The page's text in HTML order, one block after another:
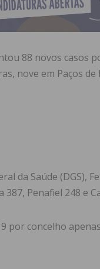
88 novos casos
nove em Paços
da Saúde (DGS),
Penafiel 248 e
por concelho